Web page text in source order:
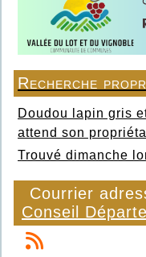
Recherche
Doudou lapin gris
attend son
Trouvé dimanche
Courrier
Conseil